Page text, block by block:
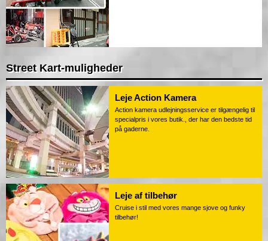
Street Kart-muligheder
Leje Action Kamera
Action kamera udlejningsservice er tilgængelig til
specialpris i vores butik., der har den bedste tid
på gaderne.
Leje af tilbehør
Cruise i stil med vores mange sjove og funky
tilbehør!